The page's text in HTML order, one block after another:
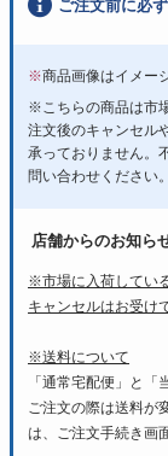
ご注文前に必
※商品画像はイメー
※こちらの商品は市
注文後のキャンセル
承っておりません。
問い合わせください。
店舗からのお知ら
※市場に入荷してい
キャンセルはお受け
※送料について
「通常宅配便」と
ご注文の際は送料が
は、ご注文手続き画